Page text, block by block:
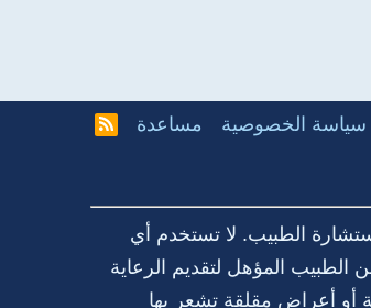
سياسة الخصوصية مساعدة
R
الطبيب. لا تستخدم أي
المؤهل لتقديم الرعاية
أعراض مقلقة تشعر بها